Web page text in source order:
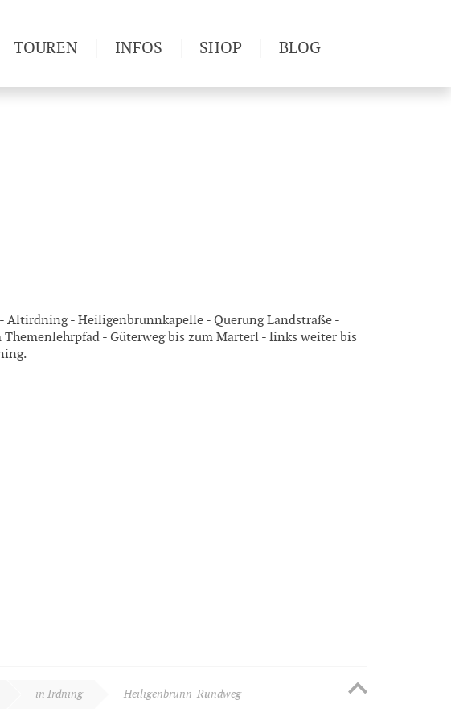
Altirdning - Heiligenbrunnkapelle - Querung Landstraße -
- Güterweg bis zum Marterl - links weiter bis
in Irdning Heiligenbrunn-Rundweg
TOUREN INFOS SHOP BLOG